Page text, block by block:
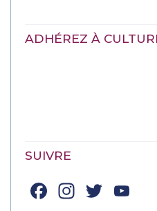
ADHÉREZ À
SUIVRE
Facebook